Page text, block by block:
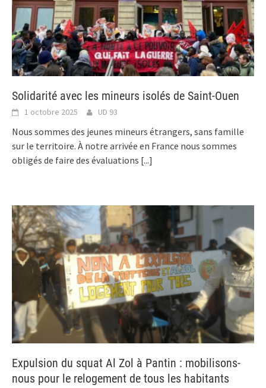
Solidarité avec les mineurs isolés de Saint-Ouen
1 octobre 2025 UD 93
Nous sommes des jeunes mineurs étrangers, sans famille
sur le territoire. À notre arrivée en France nous sommes
obligés de faire des évaluations [...]
Expulsion du squat Al Zol à Pantin : mobilisons-
nous pour le relogement de tous les habitants